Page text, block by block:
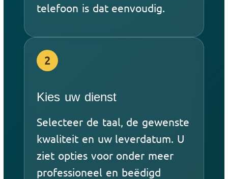
telefoon is dat eenvoudig.
2
Kies uw dienst
Selecteer de taal, de gewenste
kwaliteit en uw leverdatum. U
ziet opties voor onder meer
professioneel en beëdigd